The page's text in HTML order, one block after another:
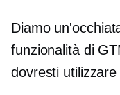
Diamo
funzionalità di
dovresti